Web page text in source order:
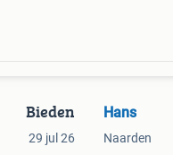
Bieden
29 jul 26
Hans
Naarden